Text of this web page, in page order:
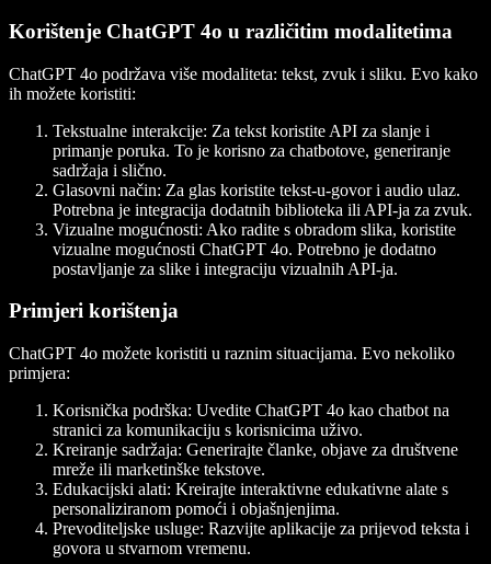
Korištenje ChatGPT 4o u različitim modalitetima
ChatGPT 4o podržava više modaliteta: tekst, zvuk i sliku. Evo kako
ih možete koristiti:
Tekstualne interakcije: Za tekst koristite API za slanje i
primanje poruka. To je korisno za chatbotove, generiranje
sadržaja i slično.
Glasovni način: Za glas koristite tekst-u-govor i audio ulaz.
Potrebna je integracija dodatnih biblioteka ili API-ja za zvuk.
Vizualne mogućnosti: Ako radite s obradom slika, koristite
vizualne mogućnosti ChatGPT 4o. Potrebno je dodatno
postavljanje za slike i integraciju vizualnih API-ja.
Primjeri korištenja
ChatGPT 4o možete koristiti u raznim situacijama. Evo nekoliko
primjera:
Korisnička podrška: Uvedite ChatGPT 4o kao chatbot na
stranici za komunikaciju s korisnicima uživo.
Kreiranje sadržaja: Generirajte članke, objave za društvene
mreže ili marketinške tekstove.
Edukacijski alati: Kreirajte interaktivne edukativne alate s
personaliziranom pomoći i objašnjenjima.
Prevoditeljske usluge: Razvijte aplikacije za prijevod teksta i
govora u stvarnom vremenu.